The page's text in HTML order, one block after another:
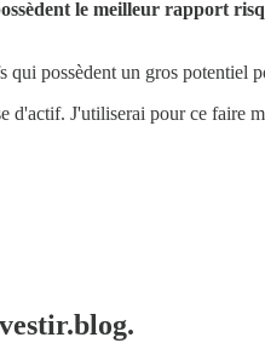
le meilleur rapport
possèdent un gros potentiel
J'utiliserai pour ce faire